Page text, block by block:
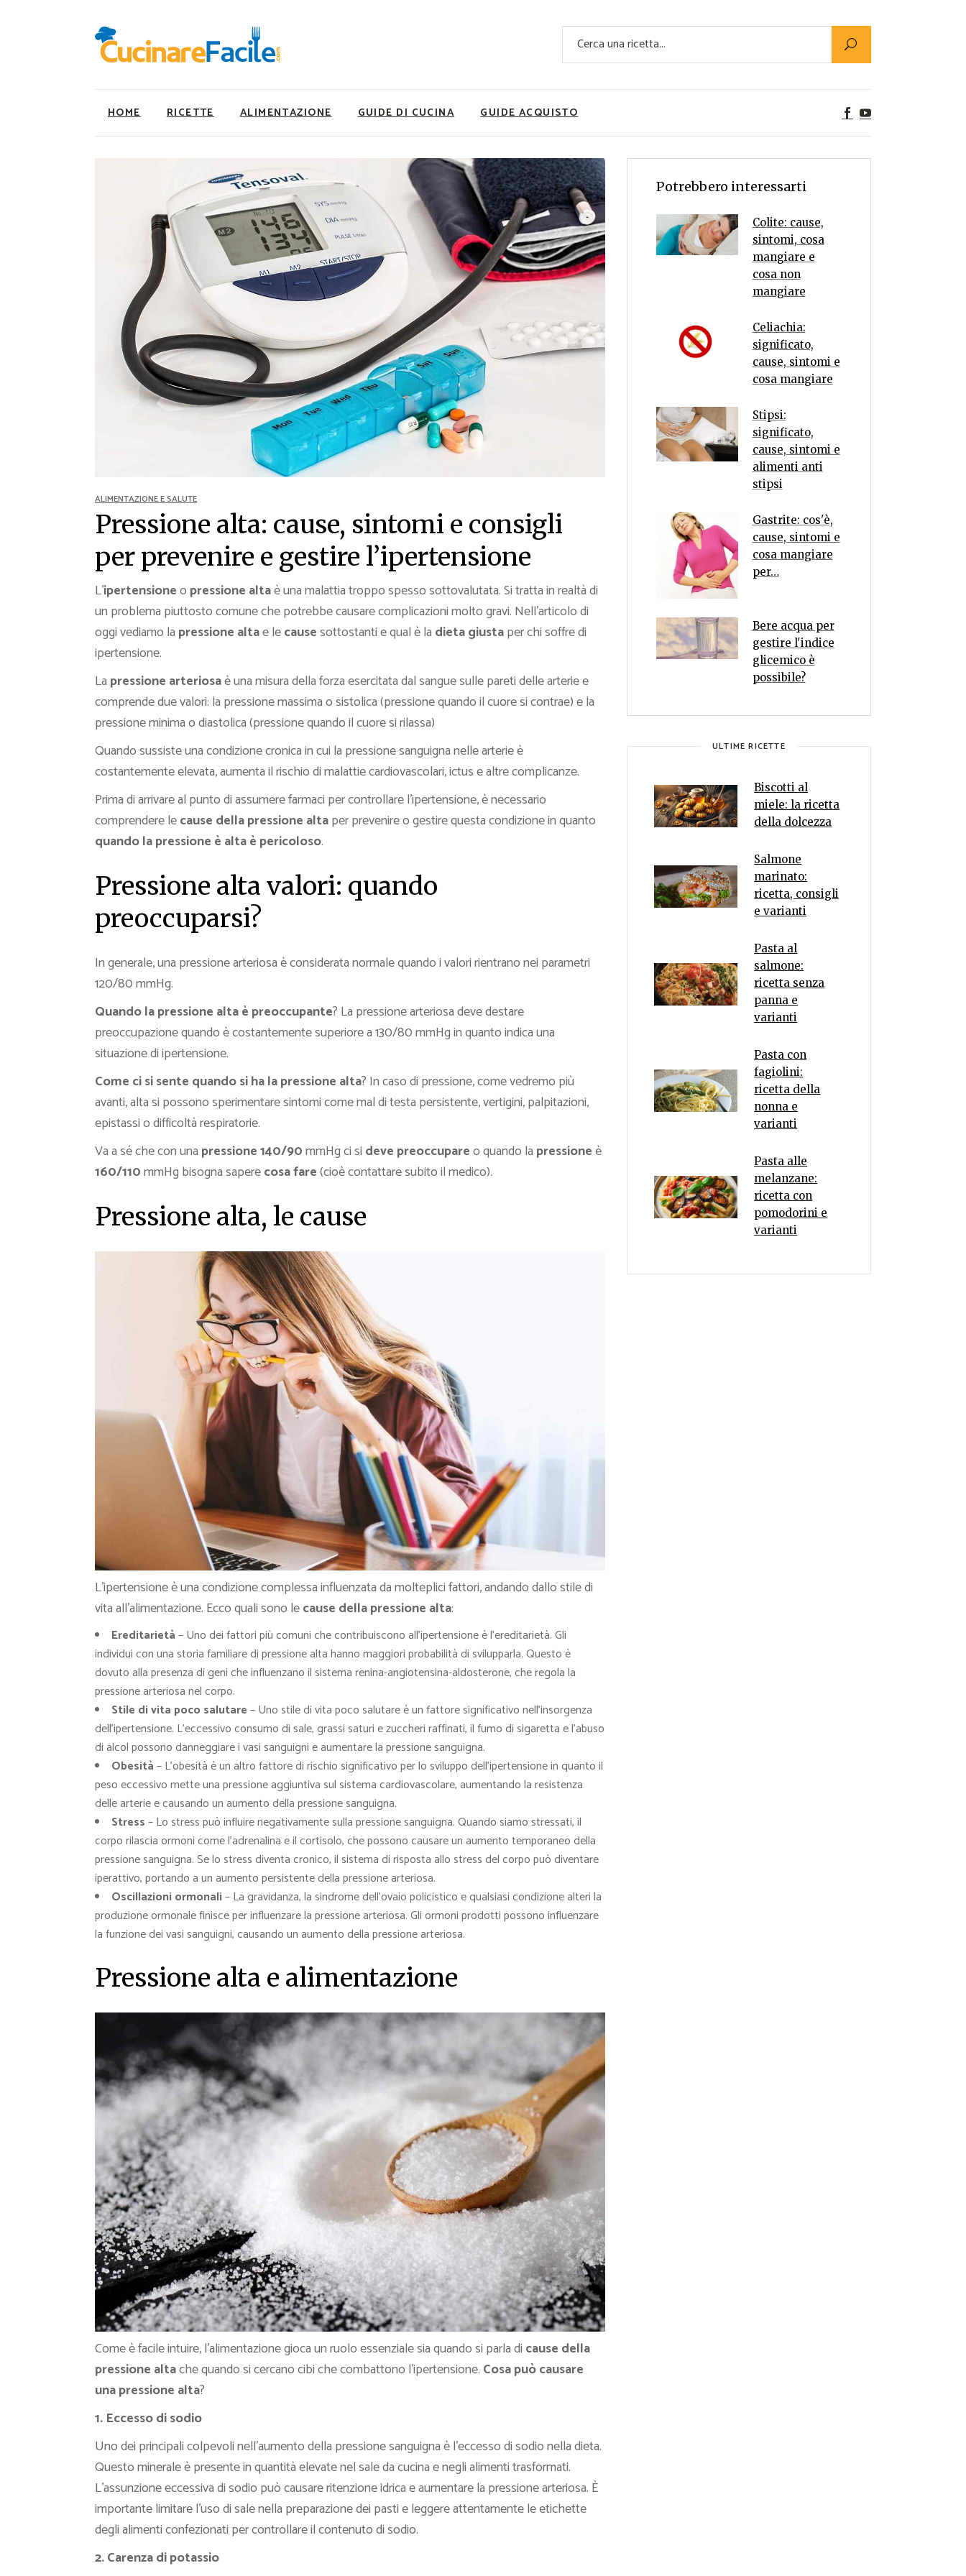
Cerca
HOME RICETTE
Ricette Primi Piatti
Ricette Antipasti
Ricette Dolci
Ricette Carne
Ricette Secondi
Ricette Pizze e Rustici
Ricette Contorni
Ricette Piatti unici
Ricette Pesce
Video Ricette
Ricette per Ingrediente
ALIMENTAZIONE
Super Alimenti
Nutrizionista a tavola
Ricette Vegetariane
Ricette Vegane
Rumors
GUIDE DI CUCINA GUIDE ACQUISTO
Ricette Facili e Veloci
Ricette Primi Piatti
Ricette Dolci
Ricette Carne
Ricette Secondi
Ricette Pizze e Rustici
Ricette Contorni
Ricette Piatti unici
Ricette Pesce
Video Ricette
Ricette per Ingrediente
Utility
Super Alimenti
Ricette Vegetariane
Rumors
ALIMENTAZIONE E SALUTE
Pressione alta: cause, sintomi e consigli
per prevenire e gestire l’ipertensione
L’ipertensioneo pressione altaè una malattia troppo spesso sottovalutata. Si tratta in realtà di
un problema piuttosto comune che potrebbe causare complicazioni molto gravi. Nell’articolo di
oggi vediamo la pressione altae lecausesottostanti e qual è la dieta giustaper chi soffre di
ipertensione.
La pressione arteriosaè una misura della forza esercitata dal sangue sulle pareti delle arterie e
comprende due valori: la pressione massima o sistolica (pressione quando il cuore si contrae) e la
pressione minima o diastolica (pressione quando il cuore si rilassa)
Quando sussiste una condizione cronica in cui la pressione sanguigna nelle arterie è
costantemente elevata, aumenta il rischio di malattie cardiovascolari, ictus e altre complicanze.
Prima di arrivare al punto di assumere farmaci per controllare l’ipertensione, è necessario
comprendere lecause della pressione altaper prevenire o gestire questa condizione in quanto
quando la pressione è alta è pericoloso.
Pressione alta valori: quando
preoccuparsi?
In generale, una pressione arteriosa è considerata normale quando i valori rientrano nei parametri
120/80 mmHg.
Quando la pressione alta è preoccupante? La pressione arteriosa deve destare
preoccupazione quando è costantemente superiore a 130/80 mmHg in quanto indica una
situazione di ipertensione.
Come ci si sente quando si ha la pressione alta? In caso di pressione, come vedremo più
avanti, alta si possono sperimentare sintomi come mal di testa persistente, vertigini, palpitazioni,
epistassi o difficoltà respiratorie.
Va a sé che con una pressione 140/90mmHg ci si deve preoccupareo quando la pressioneè
160/110mmHg bisogna saperecosa fare(cioè contattare subito il medico).
Pressione alta, le cause
L’ipertensione è una condizione complessa influenzata da molteplici fattori, andando dallo stile di
vita all’alimentazione. Ecco quali sono lecause della pressione alta:
Ereditarietà– Uno dei fattori più comuni che contribuiscono all’ipertensione è l’ereditarietà. Gli
individui con una storia familiare di pressione alta hanno maggiori probabilità di svilupparla. Questo è
dovuto alla presenza di geni che influenzano il sistema renina-angiotensina-aldosterone, che regola la
pressione arteriosa nel corpo.
Stile di vita poco salutare– Uno stile di vita poco salutare è un fattore significativo nell’insorgenza
dell’ipertensione. L’eccessivo consumo di sale, grassi saturi e zuccheri raffinati, il fumo di sigaretta e l’abuso
di alcol possono danneggiare i vasi sanguigni e aumentare la pressione sanguigna.
Obesità– L’obesità è un altro fattore di rischio significativo per lo sviluppo dell’ipertensione in quanto il
peso eccessivo mette una pressione aggiuntiva sul sistema cardiovascolare, aumentando la resistenza
delle arterie e causando un aumento della pressione sanguigna.
Stress– Lo stress può influire negativamente sulla pressione sanguigna. Quando siamo stressati, il
corpo rilascia ormoni come l’adrenalina e il cortisolo, che possono causare un aumento temporaneo della
pressione sanguigna. Se lo stress diventa cronico, il sistema di risposta allo stress del corpo può diventare
iperattivo, portando a un aumento persistente della pressione arteriosa.
Oscillazioni ormonali– La gravidanza, la sindrome dell’ovaio policistico e qualsiasi condizione alteri la
produzione ormonale finisce per influenzare la pressione arteriosa. Gli ormoni prodotti possono influenzare
la funzione dei vasi sanguigni, causando un aumento della pressione arteriosa.
Pressione alta e alimentazione
Come è facile intuire, l’alimentazione gioca un ruolo essenziale sia quando si parla di cause della
pressione altache quando si cercano cibi che combattono l’ipertensione. Cosa può causare
una pressione alta?
1. Eccesso di sodio
Uno dei principali colpevoli nell’aumento della pressione sanguigna è l’eccesso di sodio nella dieta.
Questo minerale è presente in quantità elevate nel sale da cucina e negli alimenti trasformati.
L’assunzione eccessiva di sodio può causare ritenzione idrica e aumentare la pressione arteriosa. È
importante limitare l’uso di sale nella preparazione dei pasti e leggere attentamente le etichette
degli alimenti confezionati per controllare il contenuto di sodio.
2. Carenza di potassio
Potrebbero interessarti
Colite: cause,
sintomi, cosa
mangiare e
cosa non
mangiare
Celiachia:
significato,
cause, sintomi e
cosa mangiare
Stipsi:
significato,
cause, sintomi e
alimenti anti
stipsi
Gastrite: cos'è,
cause, sintomi e
cosa mangiare
per…
Bere acqua per
gestire l'indice
glicemico è
possibile?
ULTIME RICETTE
Biscotti al
miele: la ricetta
della dolcezza
Salmone
marinato:
ricetta, consigli
e varianti
Pasta al
salmone:
ricetta senza
panna e
varianti
Pasta con
fagiolini:
ricetta della
nonna e
varianti
Pasta alle
melanzane:
ricetta con
pomodorini e
varianti